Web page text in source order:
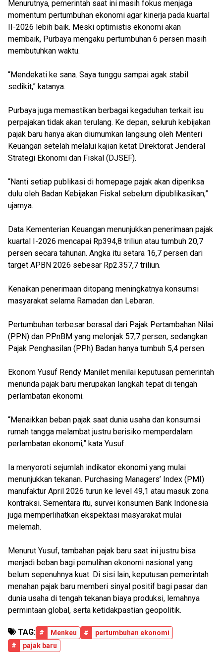
Menurutnya, pemerintah saat ini masih fokus menjaga
momentum pertumbuhan ekonomi agar kinerja pada kuartal
II-2026 lebih baik. Meski optimistis ekonomi akan
membaik, Purbaya mengaku pertumbuhan 6 persen masih
membutuhkan waktu.
“Mendekati ke sana. Saya tunggu sampai agak stabil
sedikit,” katanya.
Purbaya juga memastikan berbagai kegaduhan terkait isu
perpajakan tidak akan terulang. Ke depan, seluruh kebijakan
pajak baru hanya akan diumumkan langsung oleh Menteri
Keuangan setelah melalui kajian ketat Direktorat Jenderal
Strategi Ekonomi dan Fiskal (DJSEF).
“Nanti setiap publikasi di homepage pajak akan diperiksa
dulu oleh Badan Kebijakan Fiskal sebelum dipublikasikan,”
ujarnya.
Data Kementerian Keuangan menunjukkan penerimaan pajak
kuartal I-2026 mencapai Rp394,8 triliun atau tumbuh 20,7
persen secara tahunan. Angka itu setara 16,7 persen dari
target APBN 2026 sebesar Rp2.357,7 triliun.
Kenaikan penerimaan ditopang meningkatnya konsumsi
masyarakat selama Ramadan dan Lebaran.
Pertumbuhan terbesar berasal dari Pajak Pertambahan Nilai
(PPN) dan PPnBM yang melonjak 57,7 persen, sedangkan
Pajak Penghasilan (PPh) Badan hanya tumbuh 5,4 persen.
Ekonom Yusuf Rendy Manilet menilai keputusan pemerintah
menunda pajak baru merupakan langkah tepat di tengah
perlambatan ekonomi.
“Menaikkan beban pajak saat dunia usaha dan konsumsi
rumah tangga melambat justru berisiko memperdalam
perlambatan ekonomi,” kata Yusuf.
Ia menyoroti sejumlah indikator ekonomi yang mulai
menunjukkan tekanan. Purchasing Managers’ Index (PMI)
manufaktur April 2026 turun ke level 49,1 atau masuk zona
kontraksi. Sementara itu, survei konsumen Bank Indonesia
juga memperlihatkan ekspektasi masyarakat mulai
melemah.
Menurut Yusuf, tambahan pajak baru saat ini justru bisa
menjadi beban bagi pemulihan ekonomi nasional yang
belum sepenuhnya kuat. Di sisi lain, keputusan pemerintah
menahan pajak baru memberi sinyal positif bagi pasar dan
dunia usaha di tengah tekanan biaya produksi, lemahnya
permintaan global, serta ketidakpastian geopolitik.
TAG: # Menkeu #
pertumbuhan ekonomi
#
pajak baru